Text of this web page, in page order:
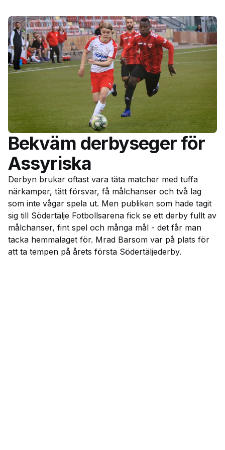
Bekväm derbyseger för
Assyriska
Derbyn brukar oftast vara täta matcher med tuffa
närkamper, tätt försvar, få målchanser och två lag
som inte vågar spela ut. Men publiken som hade tagit
sig till Södertälje Fotbollsarena fick se ett derby fullt av
målchanser, fint spel och många mål - det får man
tacka hemmalaget för. Mrad Barsom var på plats för
att ta tempen på årets första Södertäljederby.